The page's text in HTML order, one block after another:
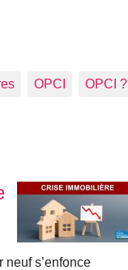
OPCI OPCI ?
s’enfonce